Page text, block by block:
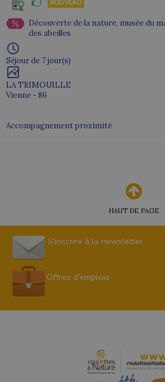
Découverte de la nature, musée du
des abeilles
Séjour de 7 jour(s)
LA TRIMOUILLE
Vienne - 86
Accompagnement proximité
HAUT DE PAGE
S'inscrire à la newsletter
Offres d'emplois